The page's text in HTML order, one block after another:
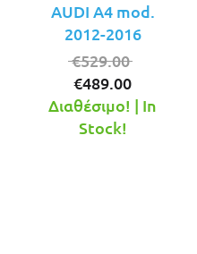
AUDI A4 mod.
2012-2016
€529.00
was:
€489.00
τρέχουσα
Διαθέσιμο! | In
Stock!